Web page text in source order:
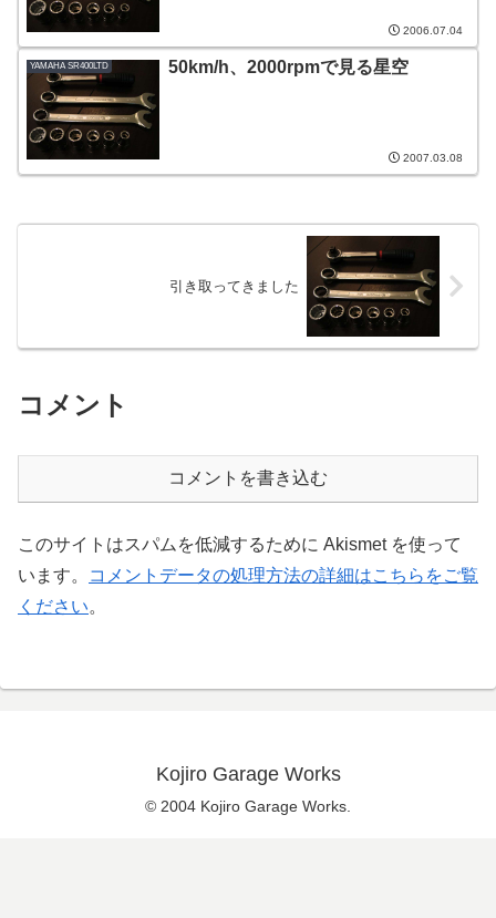
2006.07.04
YAMAHA SR400LTD 50km/h、2000rpmで見る星空
2007.03.08
引き取ってきました
コメント
コメントを書き込む
このサイトはスパムを低減するために Akismet を使って
います。
コメントデータの処理方法の詳細はこちらをご覧
ください。
Kojiro Garage Works
© 2004 Kojiro Garage Works.